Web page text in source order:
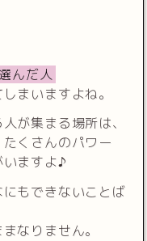
んだ人
まいますよね。
が集まる場所は、
くさんのパワー
ますよ♪
もできないことば
なりません。